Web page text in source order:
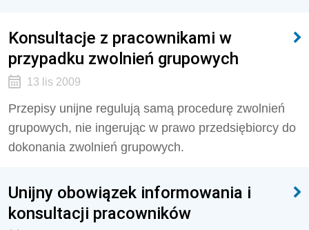
Konsultacje z pracownikami w
przypadku zwolnień grupowych
13 lis 2009
Przepisy unijne regulują samą procedurę zwolnień
grupowych, nie ingerując w prawo przedsiębiorcy do
dokonania zwolnień grupowych.
Unijny obowiązek informowania i
konsultacji pracowników